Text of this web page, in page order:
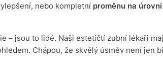
nebo kompletní proměnu na
– jsou to lidé. Naši estetičtí zubní lékaři
Chápou, že skvělý úsměv není jen